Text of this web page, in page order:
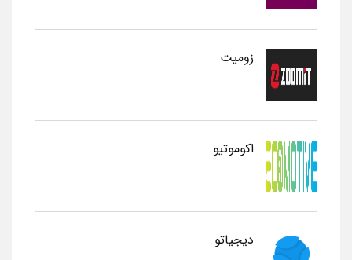
زومیت
اکوموتیو
دیجیاتو